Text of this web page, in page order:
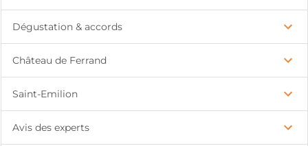
Dégustation & accords
Château de Ferrand
Saint-Emilion
Avis des experts